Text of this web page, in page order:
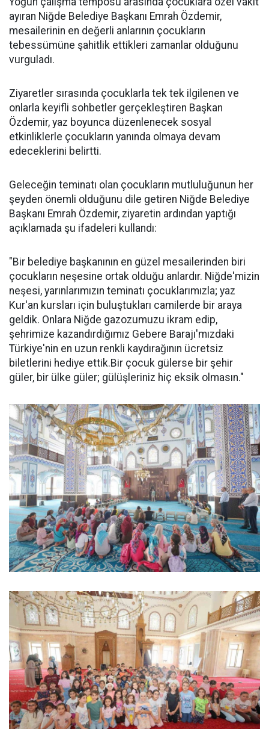
ayıran Niğde Belediye Başkanı Emrah Özdemir,
mesailerinin en değerli anlarının çocukların
tebessümüne şahitlik ettikleri zamanlar olduğunu
vurguladı.
Ziyaretler sırasında çocuklarla tek tek ilgilenen ve
onlarla keyifli sohbetler gerçekleştiren Başkan
Özdemir, yaz boyunca düzenlenecek sosyal
etkinliklerle çocukların yanında olmaya devam
edeceklerini belirtti.
Geleceğin teminatı olan çocukların mutluluğunun her
şeyden önemli olduğunu dile getiren Niğde Belediye
Başkanı Emrah Özdemir, ziyaretin ardından yaptığı
açıklamada şu ifadeleri kullandı:
"Bir belediye başkanının en güzel mesailerinden biri
çocukların neşesine ortak olduğu anlardır. Niğde'mizin
neşesi, yarınlarımızın teminatı çocuklarımızla; yaz
Kur'an kursları için buluştukları camilerde bir araya
geldik. Onlara Niğde gazozumuzu ikram edip,
şehrimize kazandırdığımız Gebere Barajı'mızdaki
Türkiye'nin en uzun renkli kaydırağının ücretsiz
biletlerini hediye ettik.Bir çocuk gülerse bir şehir
güler, bir ülke güler; gülüşleriniz hiç eksik olmasın."